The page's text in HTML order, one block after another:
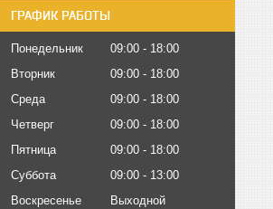
ГРАФИК РАБОТЫ
Понедельник 09:00
18:00
Вторник
09:00
18:00
Среда
09:00
18:00
Четверг
09:00
18:00
Пятница
09:00
18:00
Суббота
09:00
13:00
Воскресенье
Выходной